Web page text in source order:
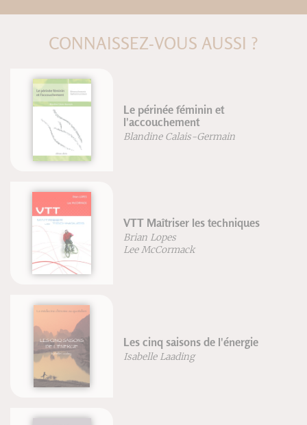
CONNAISSEZ-VOUS AUSSI ?
Le périnée féminin et
l'accouchement
Blandine Calais-Germain
VTT Maîtriser les techniques
Brian Lopes
Lee McCormack
Les cinq saisons de l'énergie
Isabelle Laading